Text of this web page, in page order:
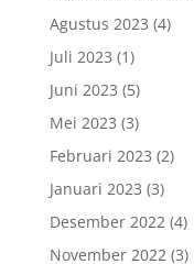
Agustus 2023 (4)
Juli 2023 (1)
Juni 2023 (5)
Mei 2023 (3)
Februari 2023 (2)
Januari 2023 (3)
Desember 2022(4)
November 2022(3)